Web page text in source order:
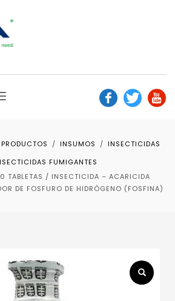
INSUMOS
INSECTICIDAS
FUMIGANTES
TABLETAS / INSECTICIDA – ACARICIDA
DE FOSFURO DE HIDRÓGENO (FOSFINA)